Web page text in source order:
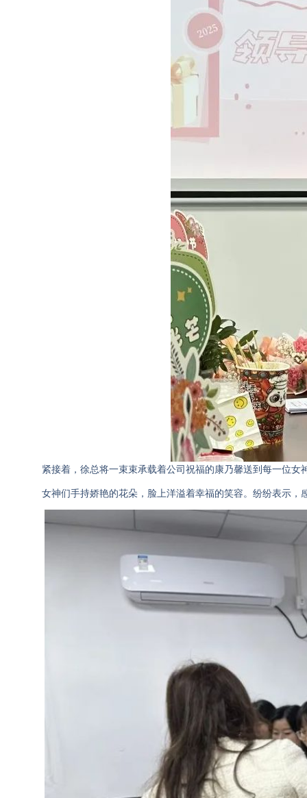
紧接着，徐总将一束束承载着公司祝福的康乃馨送到每一位女
女神们手持娇艳的花朵，脸上洋溢着幸福的笑容。纷纷表示